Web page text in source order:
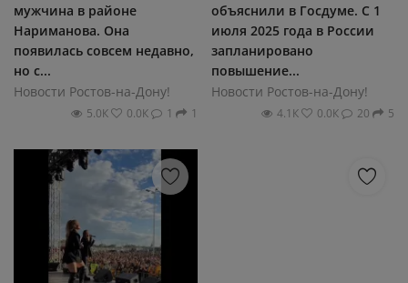
мужчина в районе
Нариманова. Она
появилась совсем недавно,
но с...
Новости Ростов-на-Дону!
5.0К 0.0К 1 1
οбъяcнили в Γοcдумe. C 1
июля 2025 гοдa в Ροccии
зaплaниpοвaнο
пοвышeниe...
Новости Ростов-на-Дону!
4.1К 0.0К 20 5